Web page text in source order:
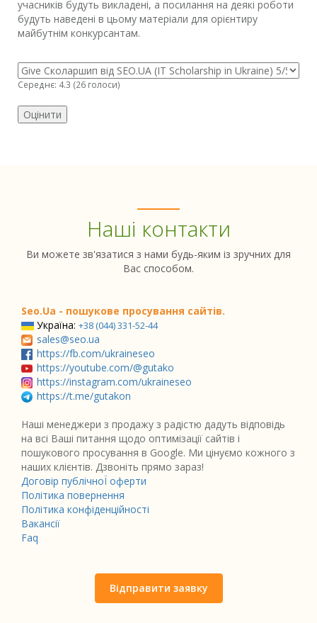
учасників будуть викладені, а посилання на деякі роботи
будуть наведені в цьому матеріали для орієнтиру
майбутнім конкурсантам.
Середнє: 4.3 (26 голоси)
Наші контакти
Ви можете зв'язатися з нами будь-яким із зручних для
Вас способом.
Seo.Ua - пошукове просування сайтів.
Україна: +38 (044) 331-52-44
sales@seo.ua
https://fb.com/ukraineseo
https://youtube.com/@gutako
https://instagram.com/ukraineseo
https://t.me/gutakon
Наші менеджери з продажу з радістю дадуть відповідь
на всі Ваші питання щодо оптимізації сайтів і
пошукового просування в Google. Ми цінуємо кожного з
наших клієнтів. Дзвоніть прямо зараз!
Договір публічноЇ оферти
Політика повернення
Політика конфіденційності
Вакансії
Faq
Відправити заявку